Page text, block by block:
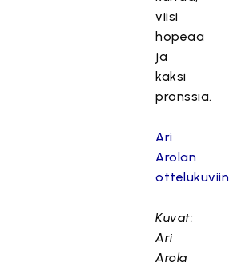
viisi
hopeaa
ja
kaksi
pronssia.
Ari
Arolan
ottelukuviin
Kuvat:
Ari
Arola